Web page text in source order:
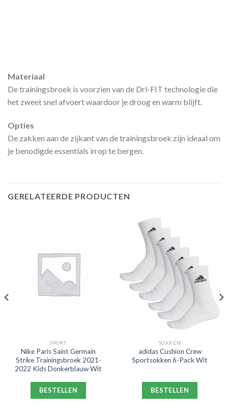
Materiaal
De trainingsbroek is voorzien van de Dri-FIT technologie die
het zweet snel afvoert waardoor je droog en warm blijft.
Opties
De zakken aan de zijkant van de trainingsbroek zijn ideaal om
je benodigde essentials in op te bergen.
GERELATEERDE PRODUCTEN
SPORT
Nike Paris Saint Germain
Strike Trainingsbroek 2021-
2022 Kids Donkerblauw Wit
BESTELLEN
SOKKEN
adidas Cushion Crew
Sportsokken 6-Pack Wit
BESTELLEN